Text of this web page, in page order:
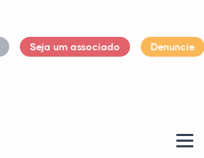
Seja um associado Denuncie